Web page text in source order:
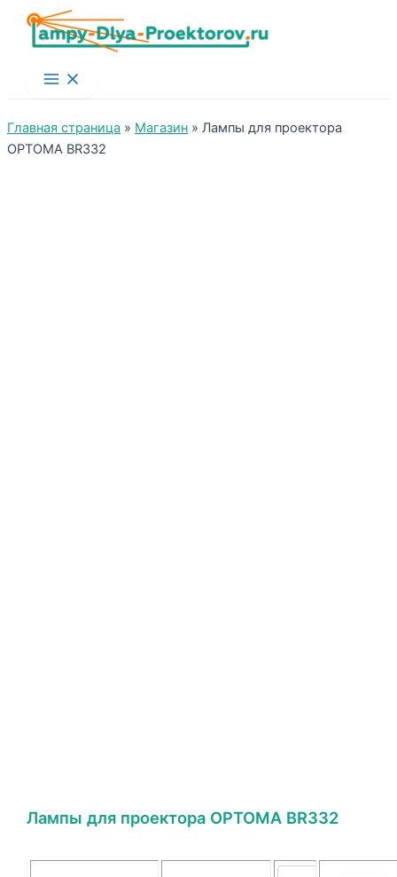
Main
Menu
Главная страница » Магазин » Лампы для проектора
OPTOMA BR332
Лампы для проектора OPTOMA BR332